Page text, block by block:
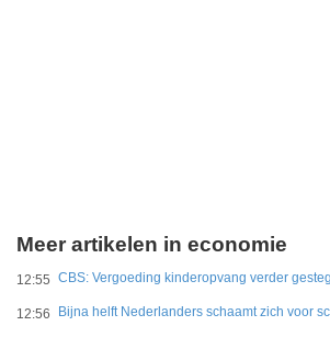
Meer artikelen in economie
12:55 CBS: Vergoeding kinderopvang verder
12:56 Bijna helft Nederlanders schaamt zich voor